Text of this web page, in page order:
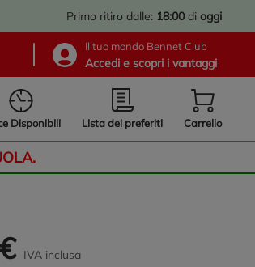
Primo ritiro dalle: 18:00 di oggi
Il tuo mondo Bennet Club
Accedi e scopri i vantaggi
Disponibili Lista dei preferiti Carrello
IVA inclusa